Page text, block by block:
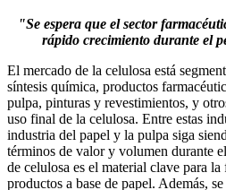
"Se espera que el sector
rápido crecimiento durante el
El mercado de la celulosa está
síntesis química, productos
pulpa, pinturas y revestimientos, y
uso final de la celulosa. Entre estas
industria del papel y la pulpa siga
términos de valor y volumen durante
de celulosa es el material clave para
productos a base de papel. Además,